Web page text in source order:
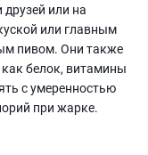
или на
или главным
пивом. Они также
белок, витамины
с умеренностью
при жарке.